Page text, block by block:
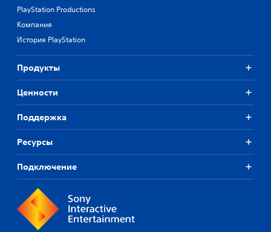
PlayStation Productions
Компания
История PlayStation
Продукты
Ценности
Поддержка
Ресурсы
Подключение